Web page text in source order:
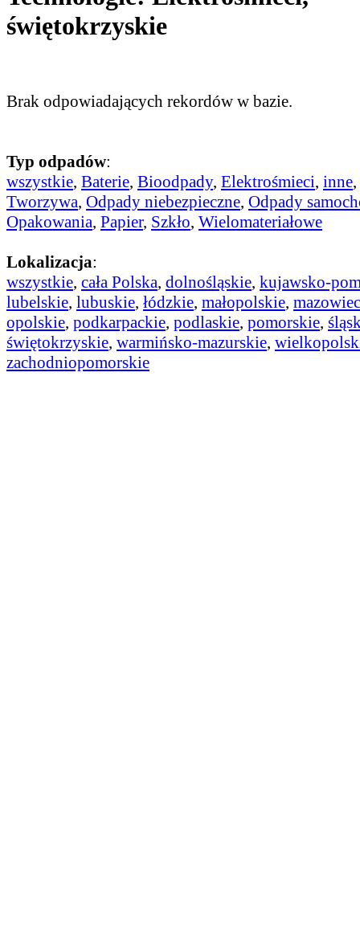
świętokrzyskie
Brak odpowiadających rekordów w bazie.
Typ odpadów:
wszystkie, Baterie, Bioodpady, Elektrośmieci, inne,
Tworzywa, Odpady niebezpieczne, Odpady
Opakowania, Papier, Szkło, Wielomateriałowe
Lokalizacja:
wszystkie, cała Polska, dolnośląskie, kujawsko-
lubelskie, lubuskie, łódzkie, małopolskie,
opolskie, podkarpackie, podlaskie, pomorskie,
świętokrzyskie, warmińsko-mazurskie,
zachodniopomorskie